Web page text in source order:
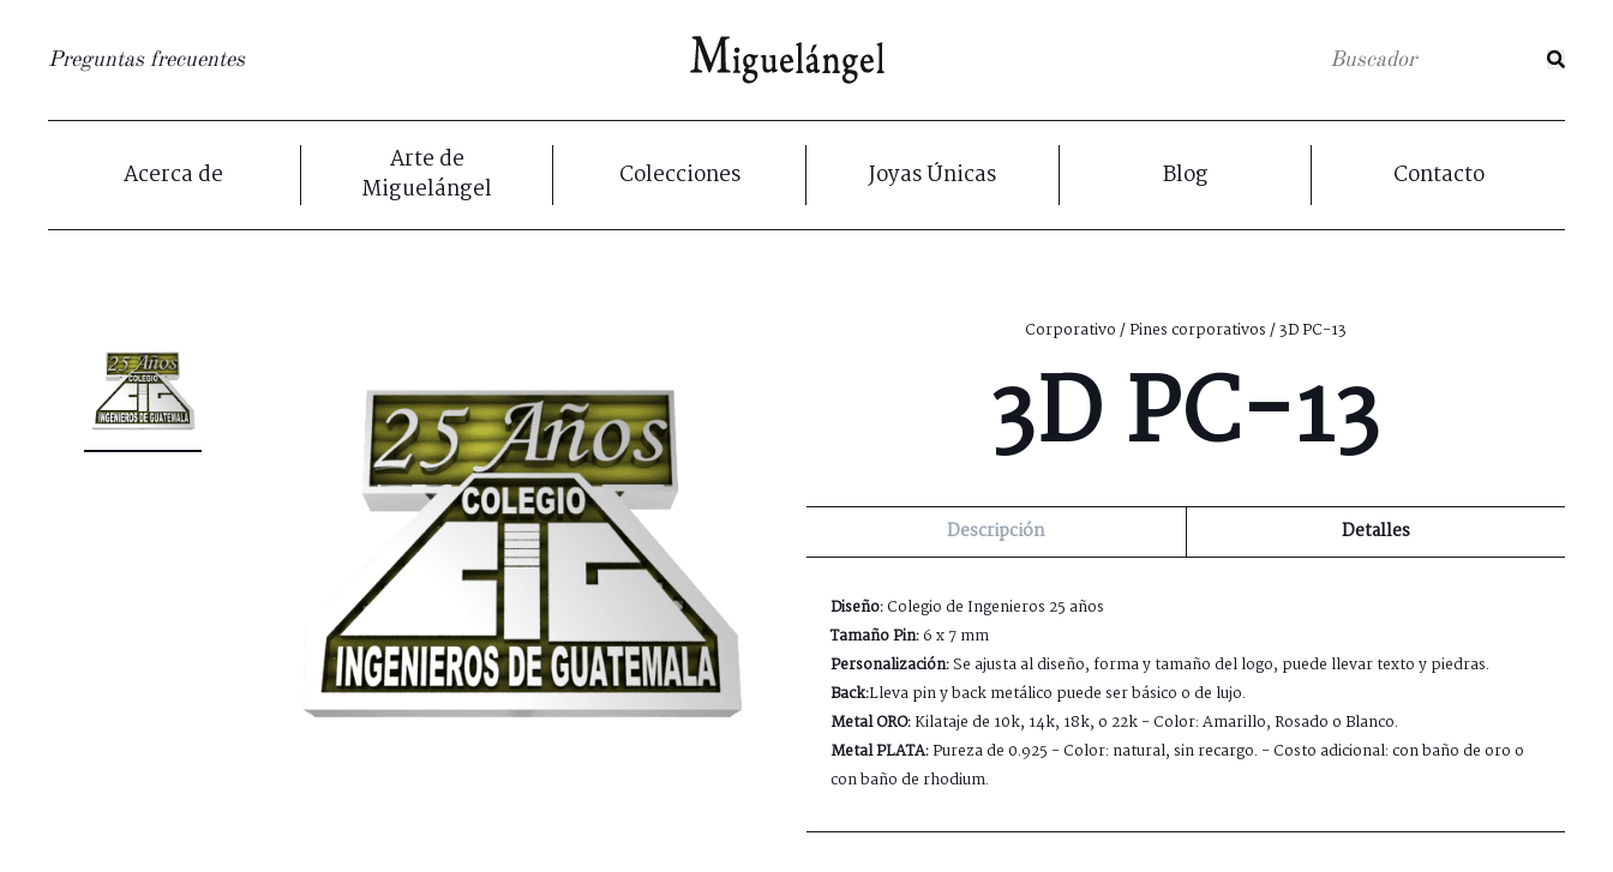
Preguntas frecuentes
Acerca de
Arte de
Miguelángel
Colecciones Joyas Únicas Blog Contacto
Corporativo/Pines corporativos/ 3D PC-13
3D PC-13
Descripción Detalles
Diseño:Colegio de Ingenieros 25 años
Tamaño Pin:6 x 7 mm
Personalización:Se ajusta al diseño, forma y tamaño del logo, puede llevar texto y piedras.
Back:Lleva pin y back metálico puede ser básico o de lujo.
Metal ORO:Kilataje de 10k, 14k, 18k, o 22k - Color: Amarillo, Rosado o Blanco.
Metal PLATA:Pureza de 0.925 - Color: natural, sin recargo. - Costo adicional: con baño de oro o
con baño de rhodium.